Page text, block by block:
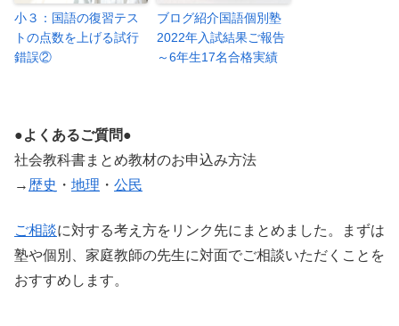
小３：国語の復習テス
トの点数を上げる試行
錯誤②
ブログ紹介国語個別塾
2022年入試結果ご報告
～6年生17名合格実績
●よくあるご質問●
社会教科書まとめ教材のお申込み方法
→ 歴史 ・ 地理 ・ 公民
ご相談に対する考え方をリンク先にまとめました。まずは
塾や個別、家庭教師の先生に対面でご相談いただくことを
おすすめします。